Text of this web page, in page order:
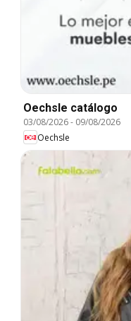
Oechsle catálogo
03/08/2026- 09/08/2026
Oechsle